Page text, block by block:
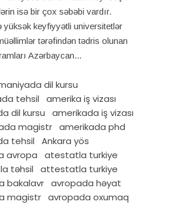
isə bir çox səbəbi vardır.
yüksək keyfiyyətli universitetlər
tərəfindən tədris olunan
Azərbaycan
dil kursu
tehsil
amerika iş vizası
dil kursu
amerikada iş vizası
magistr amerikada phd
tehsil
Ankara yös
avropa
atestatla turkiye
təhsil
attestatla turkiye
bakalavr avropada həyat
magistr avropada oxumaq